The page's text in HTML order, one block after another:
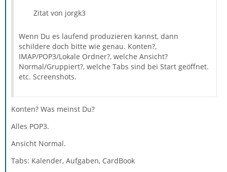
Zitat von jorgk3
Wenn Du es laufend produzieren kannst, dann
schildere doch bitte wie genau. Konten?,
IMAP/POP3/Lokale Ordner?, welche Ansicht?
Normal/Gruppiert?, welche Tabs sind bei Start geöffnet.
etc. Screenshots.
Konten? Was meinst Du?
Alles POP3.
Ansicht Normal.
Tabs: Kalender, Aufgaben, CardBook